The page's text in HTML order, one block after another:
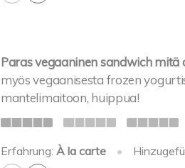
Paras vegaaninen sandwich mitä
myös vegaanisesta frozen
mantelimaitoon, huippua!
Erfahrung: À la carte •